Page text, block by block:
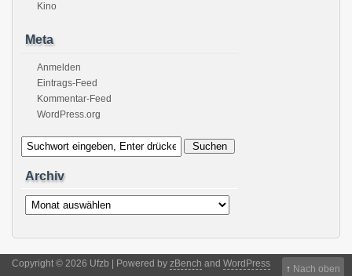
Kino
Meta
Anmelden
Eintrags-Feed
Kommentar-Feed
WordPress.org
Archiv
Archiv
Copyright © 2026 Ufzb | Powered by zBench and WordPress ↑ Nach oben